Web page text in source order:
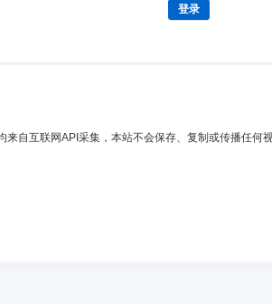
登录
来自互联网API采集，本站不会保存、复制或传播任